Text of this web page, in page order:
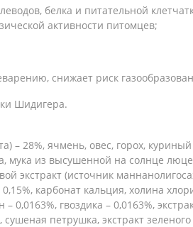
белка и питательной
активности питомцев;
снижает риск
Шидигера.
– 28%, ячмень, овес, горох,
мука из высушенной на солнце
экстракт (источник
карбонат кальция, холина
0,0163%, гвоздика – 0,0163%,
петрушка, экстракт